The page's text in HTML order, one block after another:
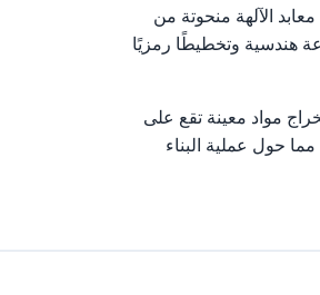
الآلهة منحوتة من
هندسية وتخطيطًا رمزيًا
مواد معينة تقع على
حول عملية البناء